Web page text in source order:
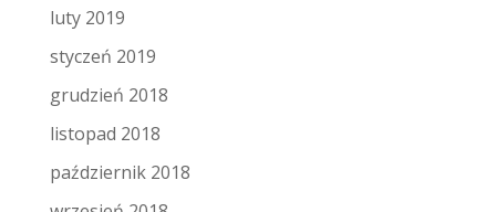
luty 2019
styczeń 2019
grudzień 2018
listopad 2018
październik 2018